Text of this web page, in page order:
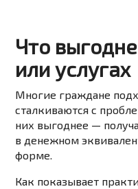
Что
или услугах
Многие граждане
сталкиваются с
них выгоднее —
в денежном
форме.
Как показывает